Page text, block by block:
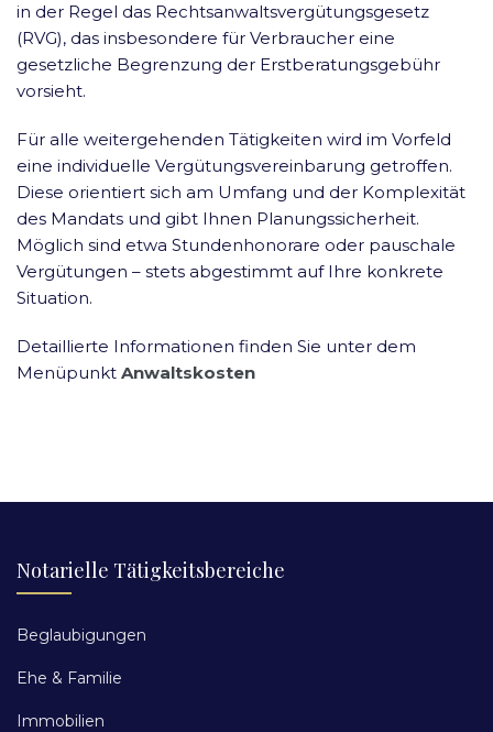
in der Regel das Rechtsanwaltsvergütungsgesetz
(RVG), das insbesondere für Verbraucher eine
gesetzliche Begrenzung der Erstberatungsgebühr
vorsieht.
Für alle weitergehenden Tätigkeiten wird im Vorfeld
eine individuelle Vergütungsvereinbarung getroffen.
Diese orientiert sich am Umfang und der Komplexität
des Mandats und gibt Ihnen Planungssicherheit.
Möglich sind etwa Stundenhonorare oder pauschale
Vergütungen – stets abgestimmt auf Ihre konkrete
Situation.
Detaillierte Informationen finden Sie unter dem
Menüpunkt Anwaltskosten
Notarielle Tätigkeitsbereiche
Beglaubigungen
Ehe & Familie
Immobilien